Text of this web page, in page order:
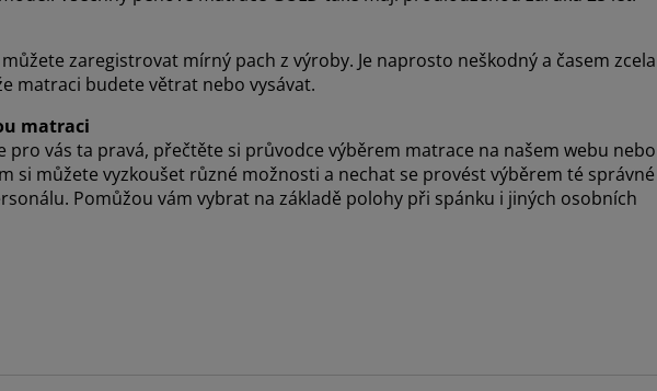
zaregistrovat mírný pach z výroby. Je naprosto neškodný a časem zcela
matraci budete větrat nebo vysávat.
matraci
pro vás ta pravá, přečtěte si průvodce výběrem matrace na našem webu nebo
si můžete vyzkoušet různé možnosti a nechat se provést výběrem té správné
Pomůžou vám vybrat na základě polohy při spánku i jiných osobních